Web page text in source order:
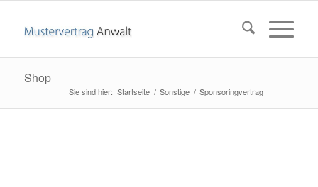
Shop
Startseite / Sonstige / Sponsoringvertrag